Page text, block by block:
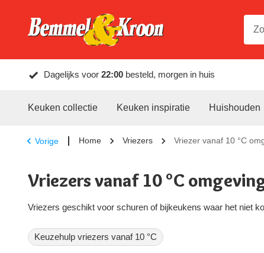
Dagelijks voor 22:00 besteld, morgen in huis
Keuken collectie Keuken inspiratie Huishouden
Vorige Home Vriezers Vriezer vanaf 10 °C
Vriezers vanaf 10 °C
Vriezers geschikt voor schuren of bijkeukens waar het niet
Keuzehulp vriezers vanaf 10 °C